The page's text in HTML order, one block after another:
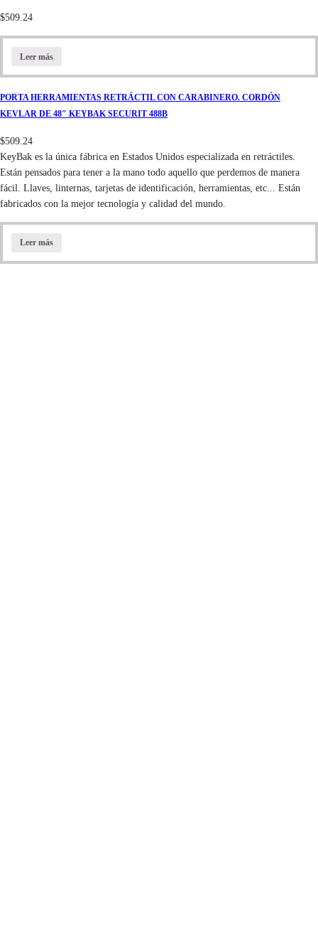
$509.24
Leer más
PORTA HERRAMIENTAS RETRÁCTIL CON CARABINERO. CORDÓN
KEVLAR DE 48″ KEYBAK SECURIT 488B
$509.24
KeyBak es la única fábrica en Estados Unidos especializada en retráctiles.
Están pensados para tener a la mano todo aquello que perdemos de manera
fácil. Llaves, linternas, tarjetas de identificación, herramientas, etc... Están
fabricados con la mejor tecnología y calidad del mundo.
Leer más